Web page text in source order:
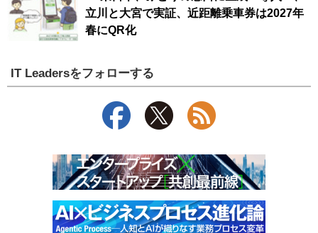
立川と大宮で実証、近距離乗車券は2027年
春にQR化
IT Leadersをフォローする